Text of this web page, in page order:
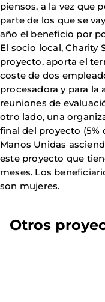
piensos, a la vez que
parte de los que se
año el beneficio por
El socio local, Charity
proyecto, aporta el
coste de dos
procesadora y para
reuniones de
otro lado, una
final del proyecto
Manos Unidas
este proyecto que
meses. Los
son mujeres.
Otros